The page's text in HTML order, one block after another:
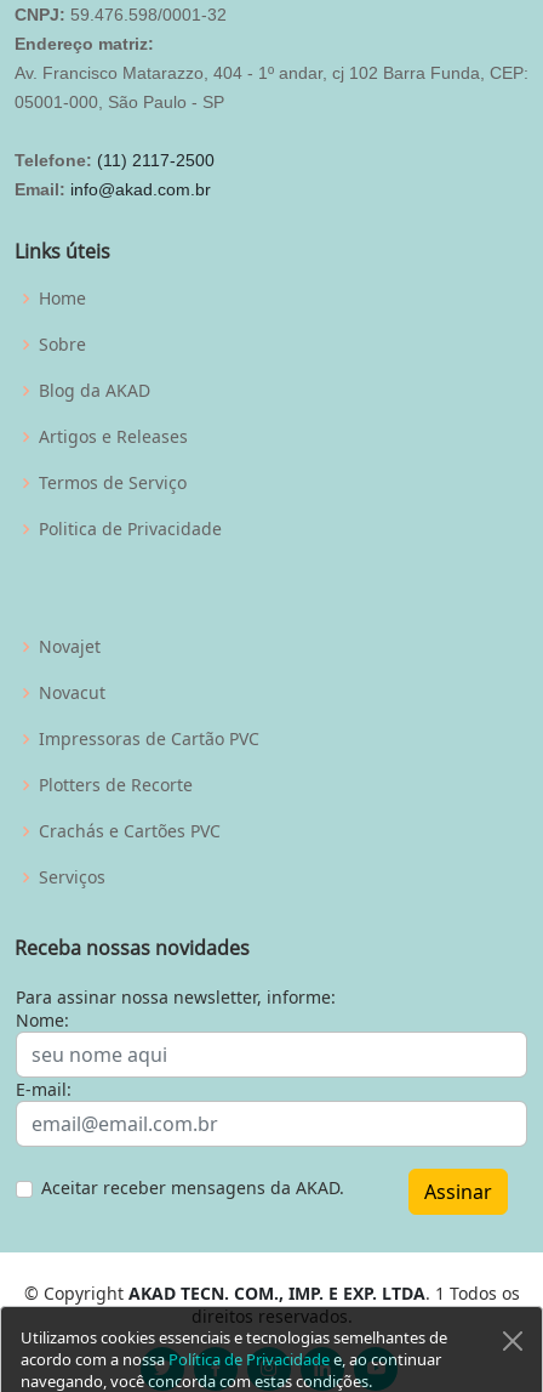
CNPJ: 59.476.598/0001-32
Endereço matriz:
Av. Francisco Matarazzo, 404 - 1º andar, cj 102 Barra Funda, CEP:
05001-000, São Paulo - SP
Telefone: (11) 2117-2500
Email: info@akad.com.br
Links úteis
Home
Sobre
Blog da AKAD
Artigos e Releases
Termos de Serviço
Politica de Privacidade
Novajet
Novacut
Impressoras de Cartão PVC
Plotters de Recorte
Crachás e Cartões PVC
Serviços
Receba nossas novidades
Para assinar nossa newsletter, informe:
Nome:
E-mail:
Aceitar receber mensagens da AKAD. Assinar
© Copyright AKAD TECN. COM., IMP. E EXP. LTDA. 1 Todos os
direitos reservados.
Utilizamos cookies essenciais e tecnologias semelhantes de
acordo com a nossaPolítica de Privacidadee, ao continuar
navegando, você concorda com estas condições.